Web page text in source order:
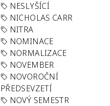
NESLYŠÍCÍ
NICHOLAS CARR
NITRA
NOMINACE
NORMALIZACE
NOVEMBER
NOVOROČNÍ
PŘEDSEVZETÍ
NOVÝ SEMESTR